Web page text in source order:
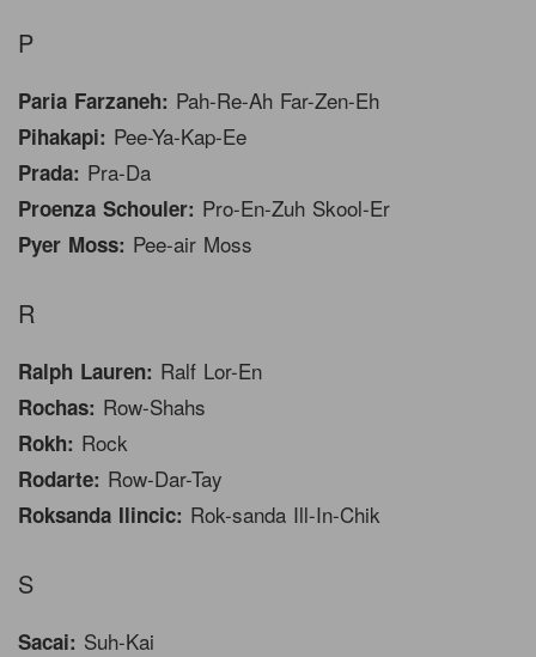
P
Paria Farzaneh: Pah-Re-Ah Far-Zen-Eh
Pihakapi: Pee-Ya-Kap-Ee
Prada: Pra-Da
Proenza Schouler: Pro-En-Zuh Skool-Er
Pyer Moss: Pee-air Moss
R
Ralph Lauren: Ralf Lor-En
Rochas: Row-Shahs
Rokh: Rock
Rodarte: Row-Dar-Tay
Roksanda Ilincic: Rok-sanda Ill-In-Chik
S
Sacai: Suh-Kai